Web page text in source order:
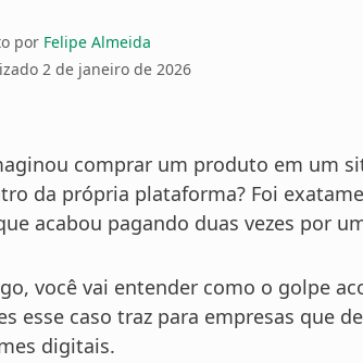
por Felipe Almeida
2 de janeiro de 2026
comprar um produto em um
da própria plataforma? Foi
acabou pagando duas vezes por
você vai entender como o golpe
esse caso traz para empresas que
digitais.